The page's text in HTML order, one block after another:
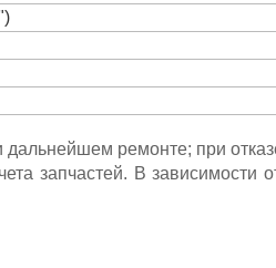
ремонте; при
запчастей. В